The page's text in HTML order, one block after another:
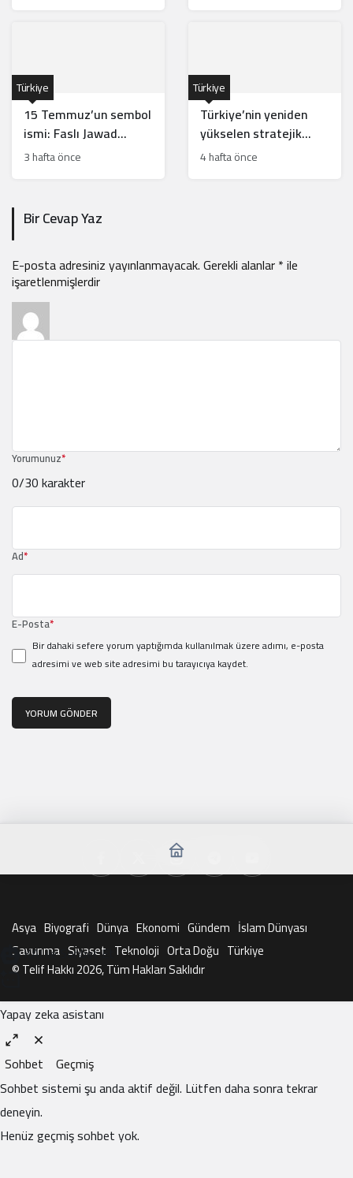
15 Temmuz’un sembol
ismi: Faslı Jawad
Merroun’un hikayesi
Türkiye
3 hafta önce
Türkiye’nin yeniden
yükselen stratejik
hamleleri İsrail’i
Türkiye
4 hafta önce
Bir Cevap Yaz
E-posta adresiniz yayınlanmayacak.Gerekli alanlar*ile
işaretlenmişlerdir
Yorumunuz*
0/30 karakter
Ad*
E-Posta*
Bir dahaki sefere yorum yaptığımda kullanılmak üzere adımı, e-posta
adresimi ve web site adresimi bu tarayıcıya kaydet.
YORUM GÖNDER
Asya Biyografi Dünya Ekonomi Gündem İslam Dünyası
Savunma Siyaset Teknoloji Orta Doğu Türkiye
© Telif Hakkı 2026, Tüm Hakları Saklıdır
KAI ile Sohbet Et
Yapay zeka asistanı
Sohbet Geçmiş
Sohbet sistemi şu anda aktif değil. Lütfen daha sonra tekrar
deneyin.
Henüz geçmiş sohbet yok.